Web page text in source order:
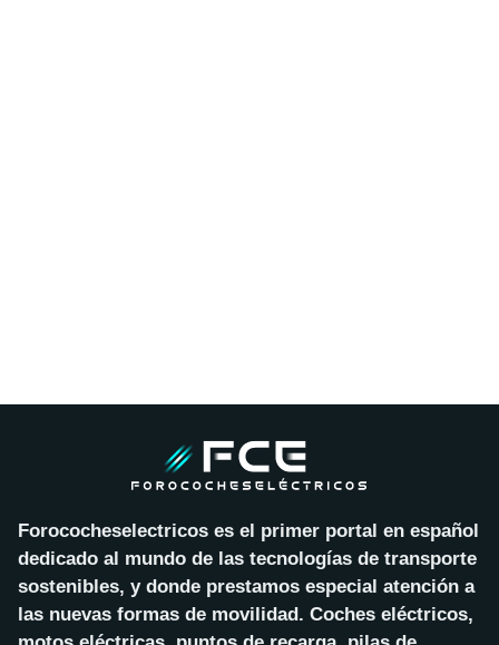
Forococheselectricos es el primer portal en español
dedicado al mundo de las tecnologías de transporte
sostenibles, y donde prestamos especial atención a
las nuevas formas de movilidad. Coches eléctricos,